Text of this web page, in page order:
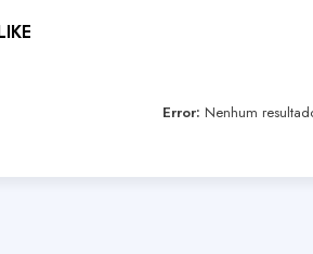
Error: Nenhum